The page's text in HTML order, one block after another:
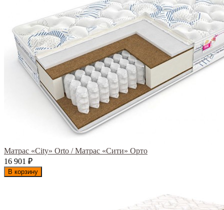
Матрас «City» Orto / Матрас «Сити» Орто
16 901
₽
В корзину